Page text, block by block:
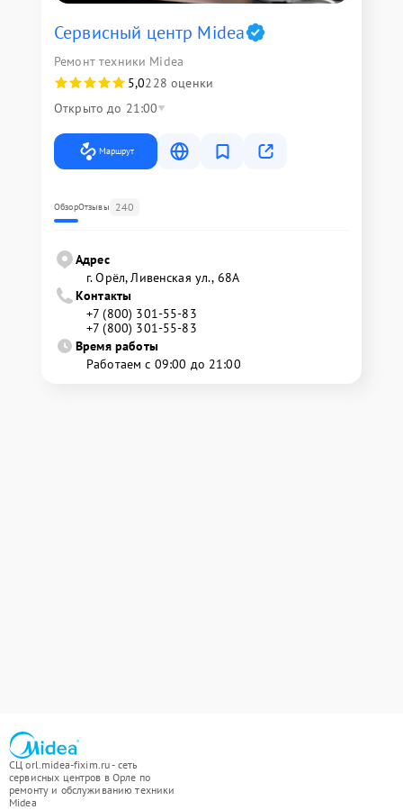
Сервисный центр Midea
Ремонт техники Midea
5,0228 оценки
Открыто до 21:00
Маршрут
ОбзорОтзывы 240
Адрес
г. Орёл, Ливенская ул., 68А
Контакты
+7 (800) 301-55-83
+7 (800) 301-55-83
Время работы
Работаем с 09:00 до 21:00
СЦ orl.midea-fixim.ru - сеть
сервисных центров в Орле по
ремонту и обслуживанию техники
Midea